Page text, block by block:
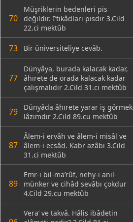
70
Müşriklerin bedenleri pis
değildir. İ’tikâdları pisdir 3.Cild
22.ci mektûb
73 Bir üniversiteliye cevâb.
77
Dünyâya, burada kalacak kadar,
âhırete de orada kalacak kadar
çalışmalıdır 2.Cild 31.ci mektûb
79
Dünyâda âhırete yarar iş görmek
lâzımdır 2.Cild 89.cu mektûb
87
Âlem-i ervâh ve âlem-i misâl ve
âlem-i ecsâd. Kabr azâbı 3.Cild
31.ci mektûb
89
Emr-i bil-ma’rûf, nehy-i anil-
münker ve cihâd sevâbı çokdur
4.Cild 29.cu mektûb
Vera’ ve takvâ. Hâlis ibâdetin